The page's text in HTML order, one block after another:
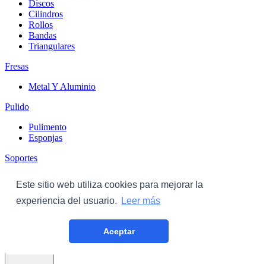
Este sitio web utiliza cookies para mejorar la
experiencia del usuario.
Leer más
Aceptar
Discos
Cilindros
Rollos
Bandas
Triangulares
Fresas
Metal Y Aluminio
Pulido
Pulimento
Esponjas
Soportes
Triangulares